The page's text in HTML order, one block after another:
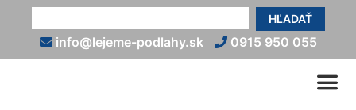
HĽADAŤ
info@lejeme-podlahy.sk 0915 950 055